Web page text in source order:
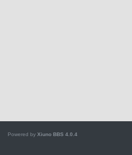
Powered by Xiuno BBS 4.0.4